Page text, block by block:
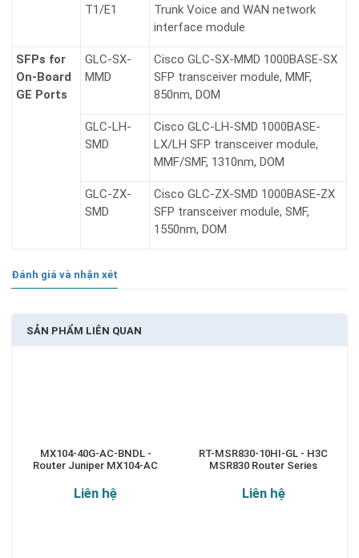
T1/E1
Trunk Voice and WAN network
interface module
SFPs for
On-Board
GE Ports
GLC-SX-
MMD
Cisco GLC-SX-MMD 1000BASE-SX
SFP transceiver module, MMF,
850nm, DOM
GLC-LH-
SMD
Cisco GLC-LH-SMD 1000BASE-
LX/LH SFP transceiver module,
MMF/SMF, 1310nm, DOM
GLC-ZX-
SMD
Cisco GLC-ZX-SMD 1000BASE-ZX
SFP transceiver module, SMF,
1550nm, DOM
Đánh giá và nhận xét
SẢN PHẨM LIÊN QUAN
MX104-40G-AC-BNDL -
Router Juniper MX104-AC
Liên hệ
RT-MSR830-10HI-GL - H3C
MSR830 Router Series
Liên hệ